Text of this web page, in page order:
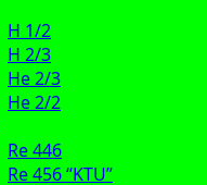
H 1/2
H 2/3
He 2/3
He 2/2
Re 446
Re 456 “KTU”